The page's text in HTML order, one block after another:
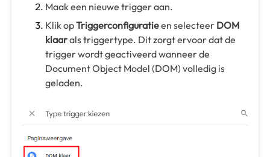
Maak een nieuwe trigger aan.
Klik opTriggerconfiguratieen selecteer DOM
klaarals triggertype. Dit zorgt ervoor dat de
trigger wordt geactiveerd wanneer de
Document Object Model (DOM) volledig is
geladen.